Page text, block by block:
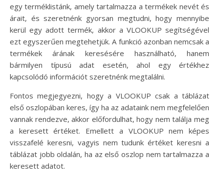
egy terméklistánk, amely tartalmazza a termékek nevét és
árait, és szeretnénk gyorsan megtudni, hogy mennyibe
kerül egy adott termék, akkor a VLOOKUP segítségével
ezt egyszerűen megtehetjük. A funkció azonban nemcsak a
termékek árának keresésére használható, hanem
bármilyen típusú adat esetén, ahol egy értékhez
kapcsolódó információt szeretnénk megtalálni.
Fontos megjegyezni, hogy a VLOOKUP csak a táblázat
első oszlopában keres, így ha az adataink nem megfelelően
vannak rendezve, akkor előfordulhat, hogy nem találja meg
a keresett értéket. Emellett a VLOOKUP nem képes
visszafelé keresni, vagyis nem tudunk értéket keresni a
táblázat jobb oldalán, ha az első oszlop nem tartalmazza a
keresett adatot.